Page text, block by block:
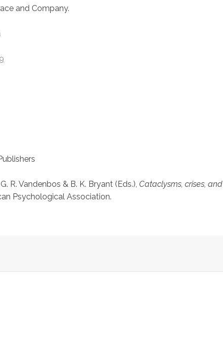
and Company.
R. Vandenbos & B. K. Bryant (Eds.), Cataclysms, crises, and
Psychological Association.